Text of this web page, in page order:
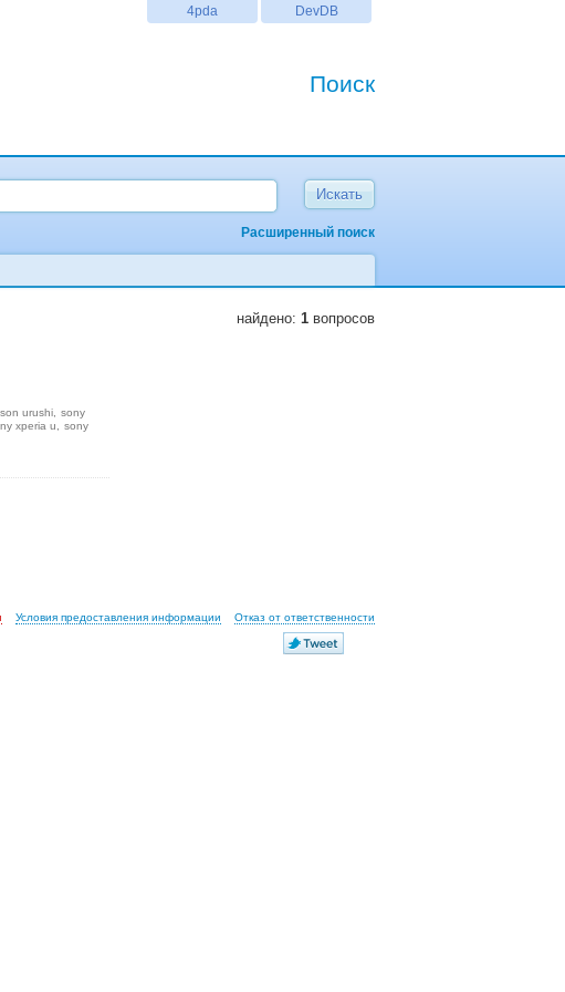
DevDB
4pda
Поиск
Расширенный поиск
найдено: 1 вопросов
urushi
sony
xperia u
sony
Условия предоставления информации Отказ от ответственности